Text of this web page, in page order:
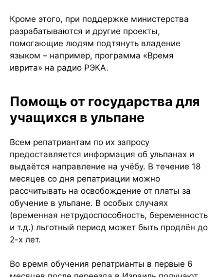
Кроме этого, при поддержке министерства
разрабатываются и другие проекты,
помогающие людям подтянуть владение
языком – например, программа «Время
иврита» на радио РЭКА.
Помощь от государства для
учащихся в ульпане
Всем репатриантам по их запросу
предоставляется информация об ульпанах и
выдаётся направление на учёбу. В течение 18
месяцев со дня репатриации можно
рассчитывать на освобождение от платы за
обучение в ульпане. В особых случаях
(временная нетрудоспособность, беременность
и т.д.) льготный период может быть продлён до
2-х лет.
Во время обучения репатрианты в первые 6